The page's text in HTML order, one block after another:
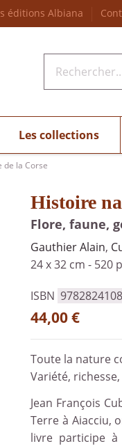
éditions Albiana
Les collections
de la Corse
Histoire
Flore, faune,
Gauthier Alain,
24 x 32 cm - 520
ISBN
44,00 €
Toute la nature
Variété,
Jean François
Terre à Aiacciu,
livre participe